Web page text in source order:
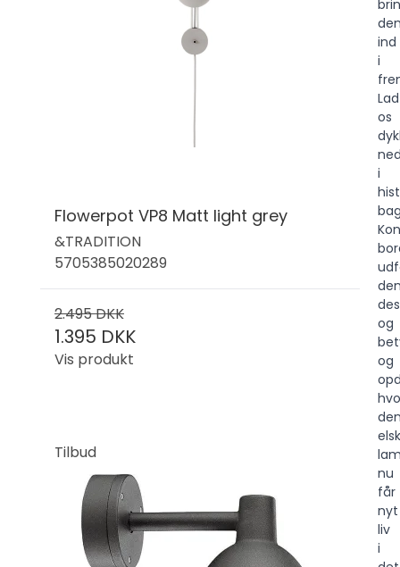
Flowerpot VP8 Matt light grey
&TRADITION
5705385020289
2.495 DKK
1.395 DKK
Vis produkt
Tilbud
ind
i
Lad
os
i
og
og
nu
får
nyt
liv
i